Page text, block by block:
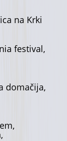
na Krki
festival,
domačija,